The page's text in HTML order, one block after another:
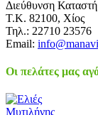
Διεύθυνση
Τ.Κ. 82100, Χίος
Τηλ.: 22710 23576
Email:
Οι πελάτες μας